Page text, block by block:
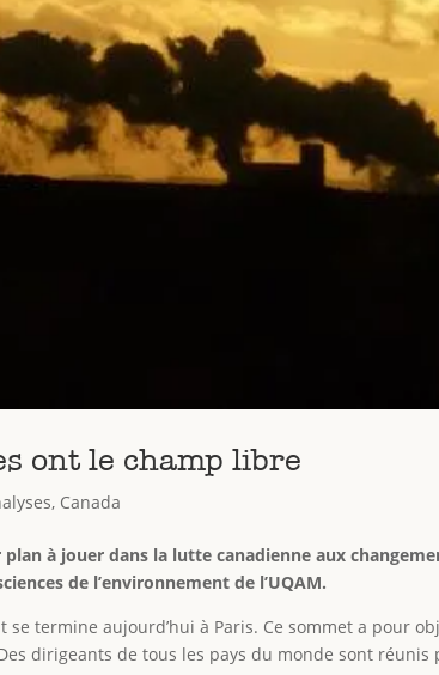
ont le champ libre
, Canada
à jouer dans la lutte canadienne aux
de l’environnement de l’UQAM.
se termine aujourd’hui à Paris. Ce sommet a pour
dirigeants de tous les pays du monde sont réunis